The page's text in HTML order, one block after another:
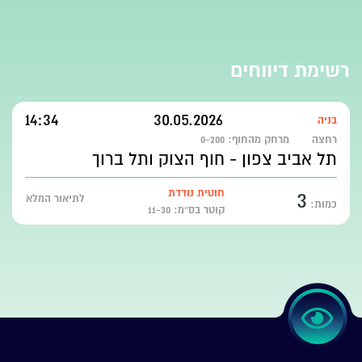
רשימת דיווחים
בניה 30.05.2026
14:34
רחצה מרחק מהחוף: 0-200
תל אביב צפון - חוף הצוק ותל ברוך
כמות: 3
חוטית נודדת
קוטר בס״מ: 11-30
לתיאור המלא